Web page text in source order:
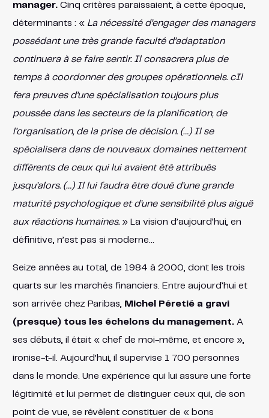
manager.Cinq critères paraissaient, à cette époque,
déterminants : « La nécessité d’engager des managers
possédant une très grande faculté d’adaptation
continuera à se faire sentir. Il consacrera plus de
temps à coordonner des groupes opérationnels. cIl
fera preuves d’une spécialisation toujours plus
poussée dans les secteurs de la planification, de
l’organisation, de la prise de décision. (…) Il se
spécialisera dans de nouveaux domaines nettement
différents de ceux qui lui avaient été attribués
jusqu’alors. (…) Il lui faudra être doué d’une grande
maturité psychologique et d’une sensibilité plus aiguë
aux réactions humaines.» La vision d’aujourd’hui, en
définitive, n’est pas si moderne…
Seize années au total, de 1984 à 2000, dont les trois
quarts sur les marchés financiers. Entre aujourd’hui et
son arrivée chez Paribas, Michel Péretié a gravi
(presque) tous les échelons du management.A
ses débuts, il était « chef de moi-même, et encore »,
ironise-t-il. Aujourd’hui, il supervise 1 700 personnes
dans le monde. Une expérience qui lui assure une forte
légitimité et lui permet de distinguer ceux qui, de son
point de vue, se révèlent constituer de « bons